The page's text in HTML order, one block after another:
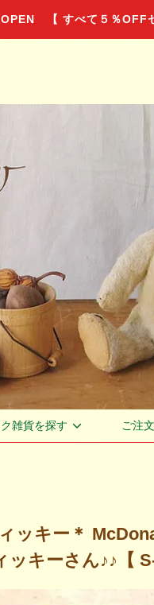
【 すべて５％OFF
雑貨を探す ご注
ッキー＊
キーさん♪♪【 S-